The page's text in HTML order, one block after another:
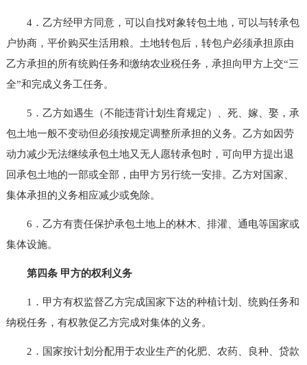
4．乙方经甲方同意，可以自找对象转包土地，可以与转承包
户协商，平价购买生活用粮。土地转包后，转包户必须承担原由
乙方承担的所有统购任务和缴纳农业税任务，承担向甲方上交“三
全”和完成义务工任务。
5．乙方如遇生（不能违背计划生育规定）、死、嫁、娶，承
包土地一般不变动但必须按规定调整所承担的义务。乙方如因劳
动力减少无法继续承包土地又无人愿转承包时，可向甲方提出退
回承包土地的一部或全部，由甲方另行统一安排。乙方对国家、
集体承担的义务相应减少或免除。
6．乙方有责任保护承包土地上的林木、排灌、通电等国家或
集体设施。
第四条 甲方的权利义务
1．甲方有权监督乙方完成国家下达的种植计划、统购任务和
纳税任务，有权敦促乙方完成对集体的义务。
2．国家按计划分配用于农业生产的化肥、农药、良种、贷款